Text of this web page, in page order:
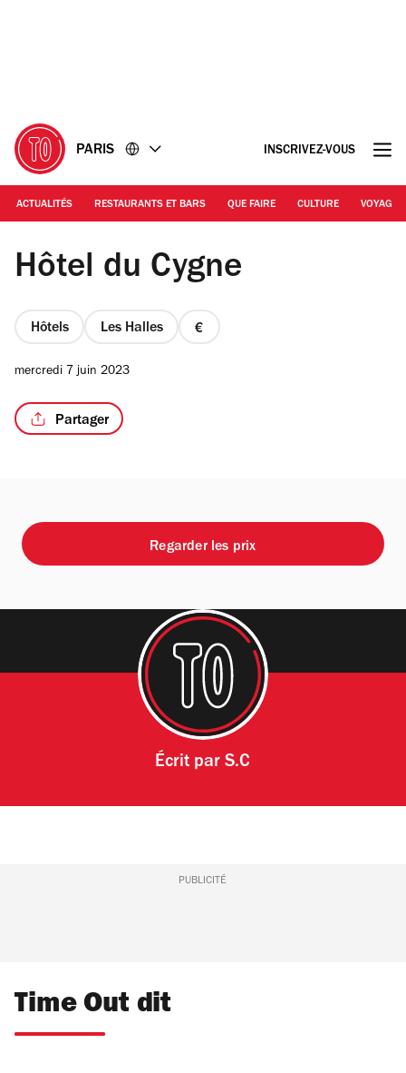
PARIS INSCRIVEZ-VOUS
ACTUALITÉS RESTAURANTS ET BARS QUE FAIRE CULTURE VOYAGE
TDR | Hôtel du Cygne
Hôtel du Cygne
Hôtels Les Halles
prix
mercredi 7 juin 2023
Partager
Regarder les prix
Écrit parS.C
PUBLICITÉ
Time Out dit